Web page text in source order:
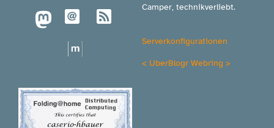
Camper, technikverliebt.
Serverkonfigurationen
< UberBlogr Webring >